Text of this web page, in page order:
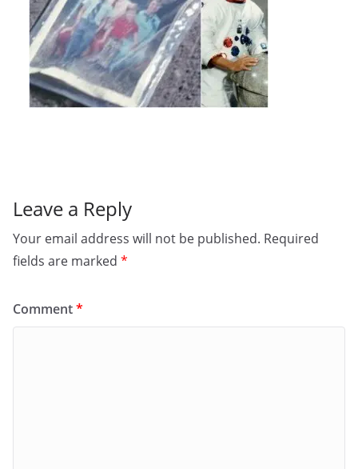
Leave a Reply
Your email address will not be published. Required
fields are marked *
Comment*